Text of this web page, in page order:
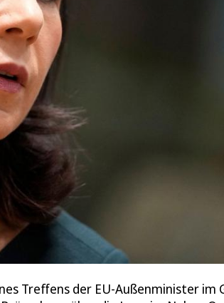
Treffens der EU-Außenminister im